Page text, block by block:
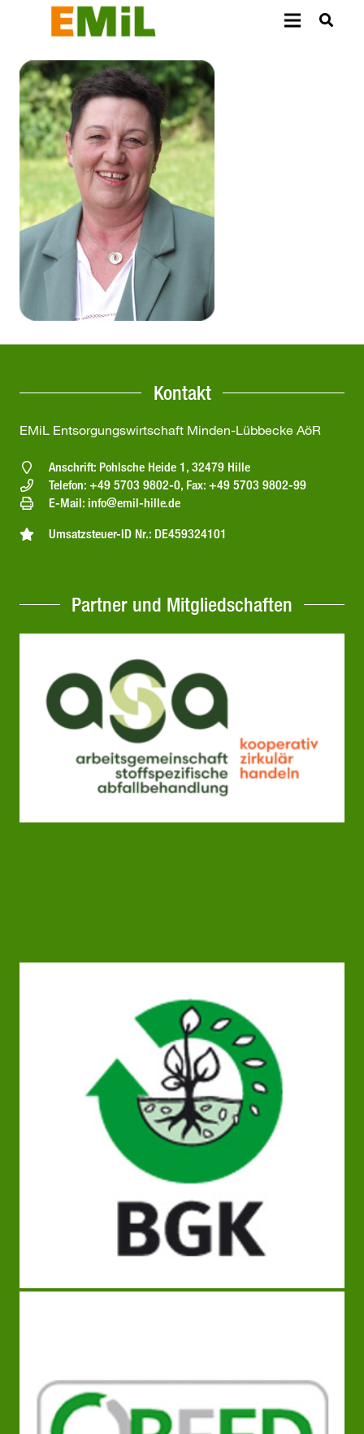
Kontakt
EMiL Entsorgungswirtschaft Minden-Lübbecke AöR
Anschrift: Pohlsche Heide 1, 32479 Hille
Telefon: +49 5703 9802-0, Fax: +49 5703 9802-99
E-Mail: info@emil-hille.de
Umsatzsteuer-ID Nr.: DE459324101
Partner und Mitgliedschaften